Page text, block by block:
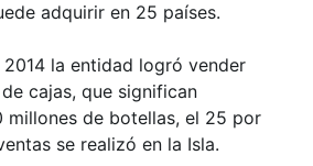
adquirir en 25 países.
la entidad logró vender
cajas, que significan
millones de botellas, el 25 por
se realizó en la Isla.